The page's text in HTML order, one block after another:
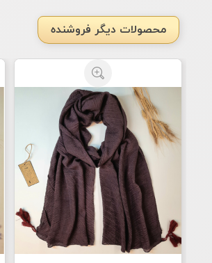
محصولات دیگر فروشنده